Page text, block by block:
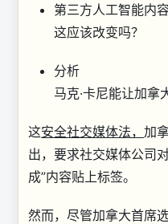
第三方人工智能内
这应该改变吗？
分析
马克·卡尼能让加拿
这安全社交媒体法， 加
出，要求社交媒体公司
成”内容贴上标签。
然而，尽管加拿大首席